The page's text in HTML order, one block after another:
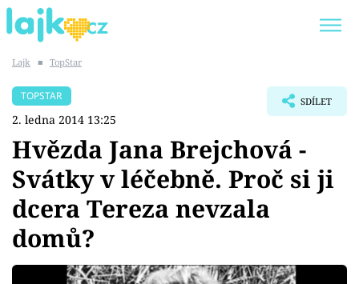
SHOPAHOLICADEL
Témata
Showbyznys
Lajk ■ TopStar
TOPSTAR
2. ledna 2014 13:25
SDÍLET
Hvězda Jana Brejchová -
Svátky v léčebně. Proč si ji
dcera Tereza nevzala
domů?